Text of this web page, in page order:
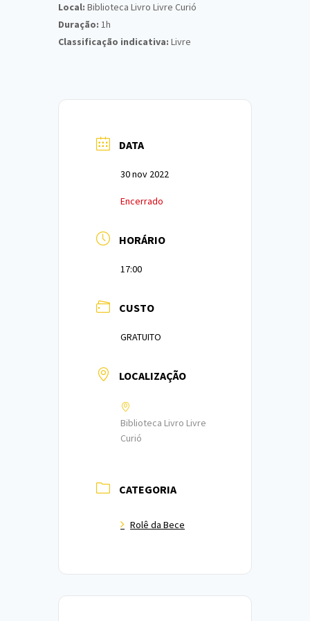
Local: Biblioteca Livro Livre Curió
Duração: 1h
Classificação indicativa: Livre
DATA
30 nov 2022
Encerrado
HORÁRIO
17:00
CUSTO
GRATUITO
LOCALIZAÇÃO
Biblioteca Livro Livre
Curió
CATEGORIA
Rolê da Bece